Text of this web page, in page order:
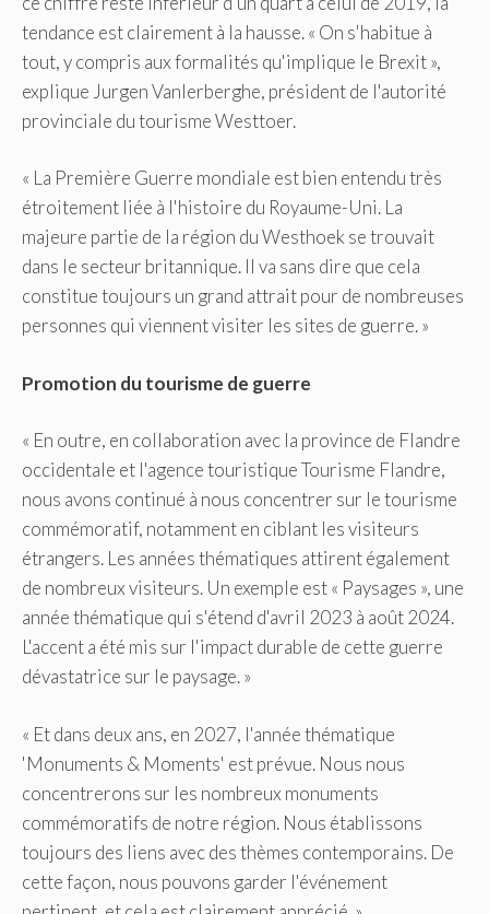
tendance est clairement à la hausse. « On s'habitue à
tout, y compris aux formalités qu'implique le Brexit »,
explique Jurgen Vanlerberghe, président de l'autorité
provinciale du tourisme Westtoer.
« La Première Guerre mondiale est bien entendu très
étroitement liée à l'histoire du Royaume-Uni. La
majeure partie de la région du Westhoek se trouvait
dans le secteur britannique. Il va sans dire que cela
constitue toujours un grand attrait pour de nombreuses
personnes qui viennent visiter les sites de guerre. »
Promotion du tourisme de guerre
« En outre, en collaboration avec la province de Flandre
occidentale et l'agence touristique Tourisme Flandre,
nous avons continué à nous concentrer sur le tourisme
commémoratif, notamment en ciblant les visiteurs
étrangers. Les années thématiques attirent également
de nombreux visiteurs. Un exemple est « Paysages », une
année thématique qui s'étend d'avril 2023 à août 2024.
L'accent a été mis sur l'impact durable de cette guerre
dévastatrice sur le paysage. »
« Et dans deux ans, en 2027, l'année thématique
'Monuments & Moments' est prévue. Nous nous
concentrerons sur les nombreux monuments
commémoratifs de notre région. Nous établissons
toujours des liens avec des thèmes contemporains. De
cette façon, nous pouvons garder l'événement